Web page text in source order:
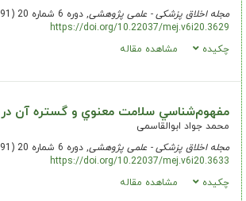
مجله اخلاق پزشکی - علمی پژوهشی, دوره 6 شماره 20 (1391), 14 مهٔ 2014, صفحه 11-44
https://doi.org/10.22037/mej.v6i20.3629
چکیده
مشاهده مقاله
مفهوم‌شناسي سلامت معنوي و گستره آن
محمد جواد ابوالقاسمی
مجله اخلاق پزشکی - علمی پژوهشی, دوره 6 شماره 20 (1391), 14 مهٔ 2014, صفحه 45-68
https://doi.org/10.22037/mej.v6i20.3633
چکیده
مشاهده مقاله